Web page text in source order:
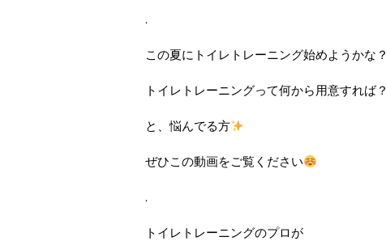
.
この夏にトイレトレーニング始めようかな？
トイレトレーニングって何から用意すれば？
と、悩んでる方
ぜひこの動画をご覧ください
.
トイレトレーニングのプロが